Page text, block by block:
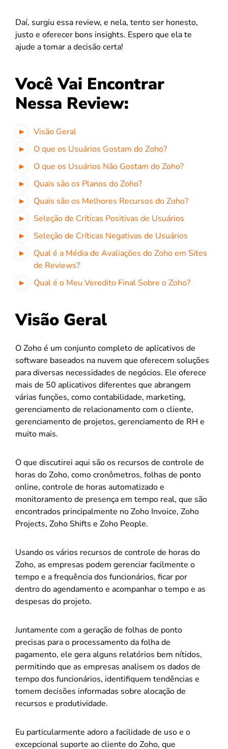
Daí, surgiu essa review, e nela, tento ser honesto,
justo e oferecer bons insights. Espero que ela te
ajude a tomar a decisão certa!
Você Vai Encontrar
Nessa Review:
Visão Geral
O que os Usuários Gostam do Zoho?
O que os Usuários Não Gostam do Zoho?
Quais são os Planos do Zoho?
Quais são os Melhores Recursos do Zoho?
Seleção de Críticas Positivas de Usuários
Seleção de Críticas Negativas de Usuários
Qual é a Média de Avaliações do Zoho em Sites
de Reviews?
Qual é o Meu Veredito Final Sobre o Zoho?
Visão Geral
O Zoho é um conjunto completo de aplicativos de
software baseados na nuvem que oferecem soluções
para diversas necessidades de negócios. Ele oferece
mais de 50 aplicativos diferentes que abrangem
várias funções, como contabilidade, marketing,
gerenciamento de relacionamento com o cliente,
gerenciamento de projetos, gerenciamento de RH e
muito mais.
O que discutirei aqui são os recursos de controle de
horas do Zoho, como cronômetros, folhas de ponto
online, controle de horas automatizado e
monitoramento de presença em tempo real, que são
encontrados principalmente no Zoho Invoice, Zoho
Projects, Zoho Shifts e Zoho People.
Usando os vários recursos de controle de horas do
Zoho, as empresas podem gerenciar facilmente o
tempo e a frequência dos funcionários, ficar por
dentro do agendamento e acompanhar o tempo e as
despesas do projeto.
Juntamente com a geração de folhas de ponto
precisas para o processamento da folha de
pagamento, ele gera alguns relatórios bem nítidos,
permitindo que as empresas analisem os dados de
tempo dos funcionários, identifiquem tendências e
tomem decisões informadas sobre alocação de
recursos e produtividade.
Eu particularmente adoro a facilidade de uso e o
excepcional suporte ao cliente do Zoho, que